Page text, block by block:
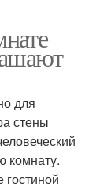
для
стены
комнату.